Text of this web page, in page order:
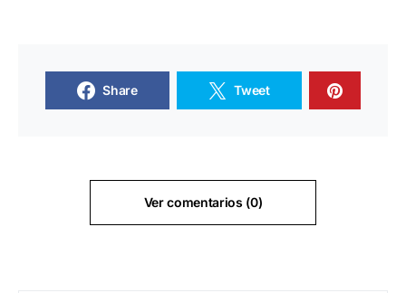
Share Tweet
Ver comentarios (0)